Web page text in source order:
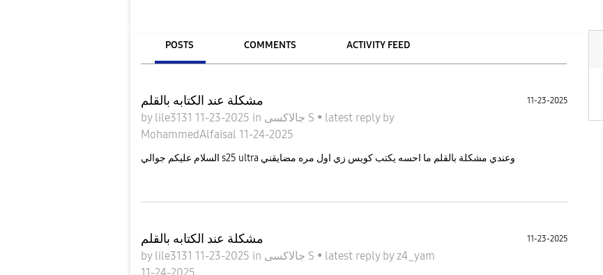
POSTS COMMENTS ACTIVITY FEED
مشكلة عند الكتابه بالقلم
by lile3131 11-23-2025 in جالاكسى S • latest reply by
MohammedAlfaisal 11-24-2025
11-23-2025
السلام عليكم جوالي s25 ultra وعندي مشكلة بالقلم ما احسه يكتب كويس زي اول مره مضايقني
مشكلة عند الكتابه بالقلم
by lile3131 11-23-2025 in جالاكسى S • latest reply byz4_yam
11-23-2025